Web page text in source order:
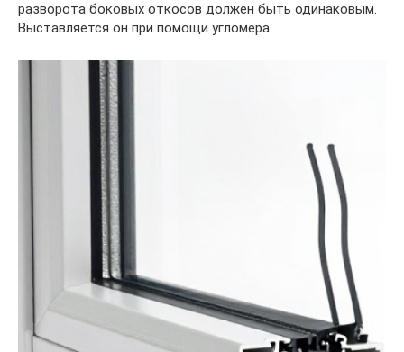
разворота боковых откосов должен быть одинаковым.
Выставляется он при помощи угломера.